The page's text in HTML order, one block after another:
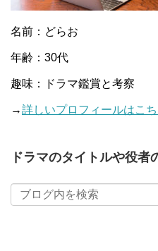
名前：どらお
年齢：30代
趣味：ドラマ鑑賞と考察
→詳しいプロフィールはこち
ドラマのタイトルや役者